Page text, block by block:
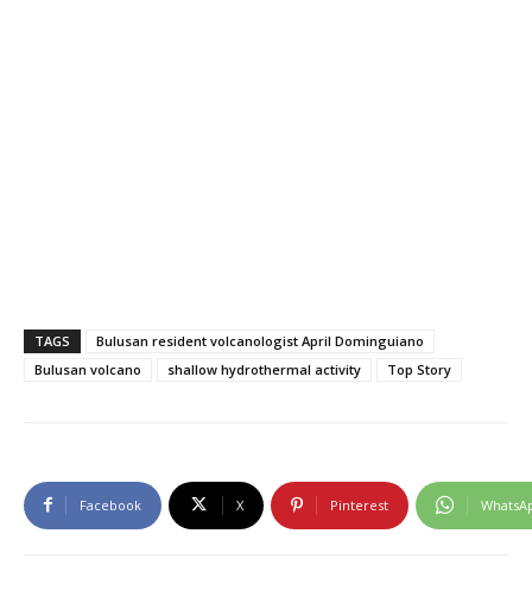
TAGS
Bulusan resident volcanologist April Dominguiano
Bulusan volcano
shallow hydrothermal activity Top Story
Facebook X Pinterest